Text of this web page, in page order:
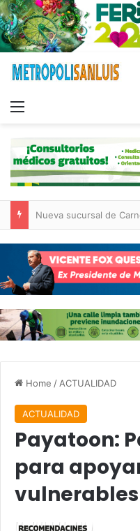
Home / ACTUALIDAD
ACTUALIDAD
Payatoon:
para
vulnerables